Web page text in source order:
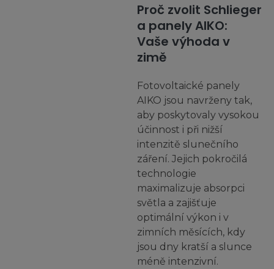
Proč zvolit Schlieger
a panely AIKO:
Vaše výhoda v
zimě
Fotovoltaické panely
AIKO jsou navrženy tak,
aby poskytovaly vysokou
účinnost i při nižší
intenzitě slunečního
záření. Jejich pokročilá
technologie
maximalizuje absorpci
světla a zajišťuje
optimální výkon i v
zimních měsících, kdy
jsou dny kratší a slunce
méně intenzivní.